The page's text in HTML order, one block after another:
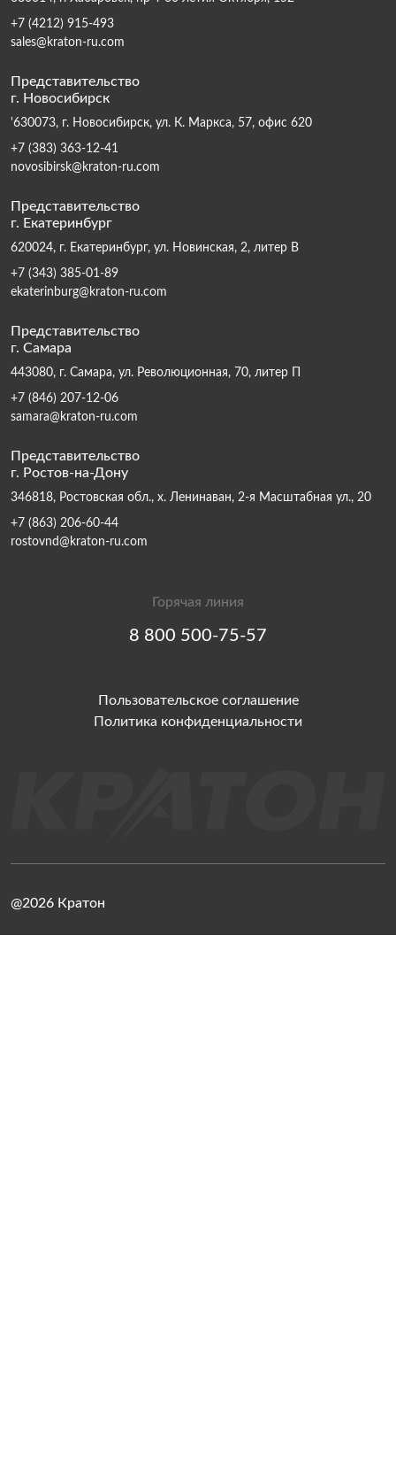
+7 (4212) 915-493
sales@kraton-ru.com
Представительство
г. Новосибирск
'630073, г. Новосибирск, ул. К. Маркса, 57, офис 620
+7 (383) 363-12-41
novosibirsk@kraton-ru.com
Представительство
г. Екатеринбург
620024, г. Екатеринбург, ул. Новинская, 2, литер В
+7 (343) 385-01-89
ekaterinburg@kraton-ru.com
Представительство
г. Самара
443080, г. Самара, ул. Революционная, 70, литер П
+7 (846) 207-12-06
samara@kraton-ru.com
Представительство
г. Ростов-на-Дону
346818, Ростовская обл., х. Ленинаван, 2-я Масштабная ул., 20
+7 (863) 206-60-44
rostovnd@kraton-ru.com
Горячая линия
8 800 500-75-57
Пользовательское соглашение
Политика конфиденциальности
@2026 Кратон